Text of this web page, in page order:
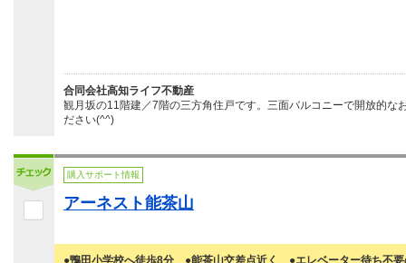
合同会社高知ライフ不動産
観月坂の11階建／7階の三方角住戸です。三面バルコニーで開放的
ださい(^^)
購入サポート情報
アーネスト能茶山
●鴨田小学校へ徒歩8分 ●能茶山交差点近く ●エレベーター待ち不要